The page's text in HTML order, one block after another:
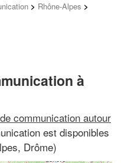
> Rhône-Alpes >
à
communication autour
est disponibles
Drôme)